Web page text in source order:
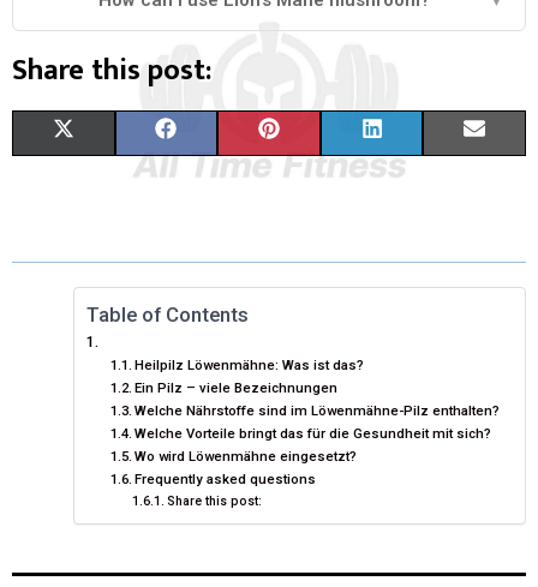
Share this post:
W
I
T
)
A
E
O
K
I
T
E
S
T
I
K
N
I
Table of Contents
Heilpilz Löwenmähne: Was ist das?
Ein Pilz – viele Bezeichnungen
Welche Nährstoffe sind im Löwenmähne-Pilz enthalten?
Welche Vorteile bringt das für die Gesundheit mit sich?
Wo wird Löwenmähne eingesetzt?
Frequently asked questions
Share this post: